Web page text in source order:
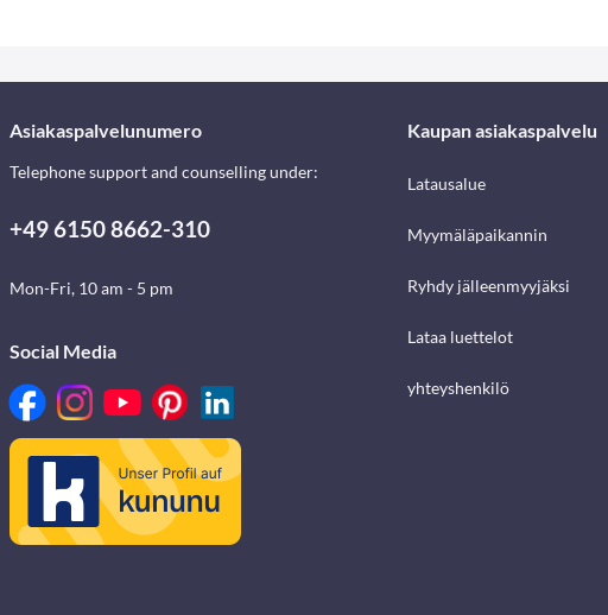
Asiakaspalvelunumero
Telephone support and counselling under:
+49 6150 8662-310
Mon-Fri, 10 am - 5 pm
Social Media
Kaupan asiakaspalvelu
Latausalue
Myymäläpaikannin
Ryhdy jälleenmyyjäksi
Lataa luettelot
yhteyshenkilö